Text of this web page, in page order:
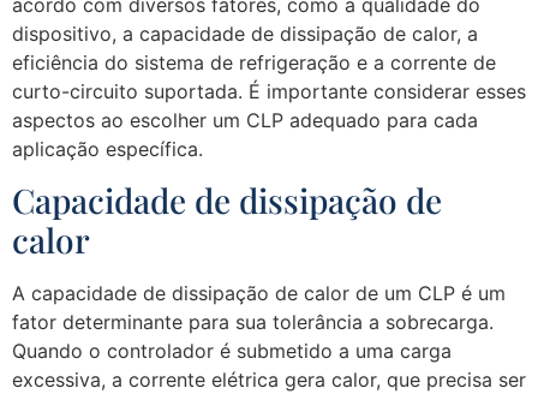
dispositivo, a capacidade de dissipação de calor, a
eficiência do sistema de refrigeração e a corrente de
curto-circuito suportada. É importante considerar esses
aspectos ao escolher um CLP adequado para cada
aplicação específica.
Capacidade de dissipação de
calor
A capacidade de dissipação de calor de um CLP é um
fator determinante para sua tolerância a sobrecarga.
Quando o controlador é submetido a uma carga
excessiva, a corrente elétrica gera calor, que precisa ser